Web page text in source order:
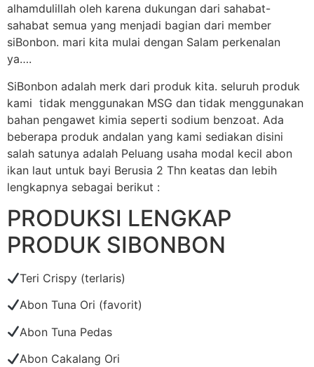
alhamdulillah oleh karena dukungan dari sahabat-
sahabat semua yang menjadi bagian dari member
siBonbon. mari kita mulai dengan Salam perkenalan
ya….
SiBonbon adalah merk dari produk kita. seluruh produk
kami tidak menggunakan MSG dan tidak menggunakan
bahan pengawet kimia seperti sodium benzoat. Ada
beberapa produk andalan yang kami sediakan disini
salah satunya adalah Peluang usaha modal kecil abon
ikan laut untuk bayi Berusia 2 Thn keatas dan lebih
lengkapnya sebagai berikut :
PRODUKSI LENGKAP
PRODUK SIBONBON
Teri Crispy (terlaris)
Abon Tuna Ori (favorit)
Abon Tuna Pedas
Abon Cakalang Ori